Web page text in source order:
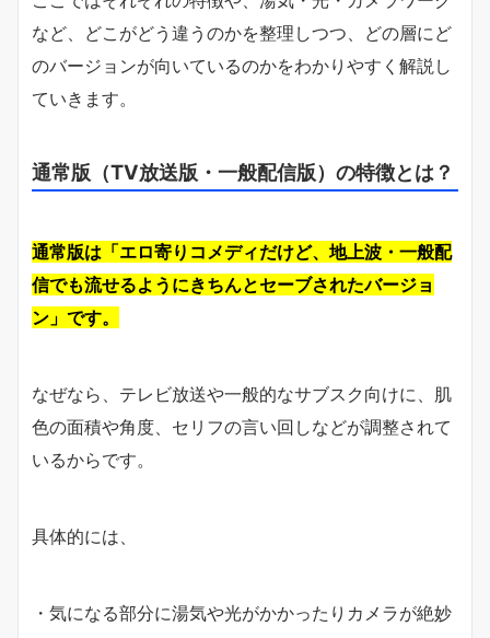
など、どこがどう違うのかを整理しつつ、どの層にど
のバージョンが向いているのかをわかりやすく解説し
ていきます。
通常版（TV放送版・一般配信版）の特徴とは？
通常版は「エロ寄りコメディだけど、地上波・一般配
信でも流せるようにきちんとセーブされたバージョ
ン」です。
なぜなら、テレビ放送や一般的なサブスク向けに、肌
色の面積や角度、セリフの言い回しなどが調整されて
いるからです。
具体的には、
・気になる部分に湯気や光がかかったりカメラが絶妙